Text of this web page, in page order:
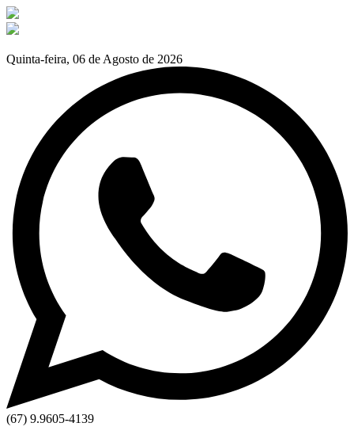
Quinta-feira, 06 de Agosto de 2026
(67) 9.9605-4139